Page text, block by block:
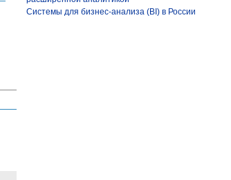
Системы для бизнес-анализа (BI) в России